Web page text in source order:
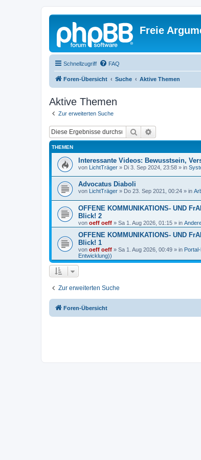
Freie
Schnellzugriff FAQ
Foren-Übersicht Suche Aktive Themen
Aktive Themen
Zur erweiterten Suche
Suche
THEMEN
Interessante Videos: Bewusstsein,
von LichtTräger » Di 3. Sep 2024, 23:58 » in
Advocatus Diaboli
von LichtTräger » Do 23. Sep 2021, 00:24 » in
OFFENE KOMMUNIKATIONS- UND
Blick! 2
von oeff oeff » Sa 1. Aug 2026, 01:15 » in
OFFENE KOMMUNIKATIONS- UND
Blick! 1
von oeff oeff » Sa 1. Aug 2026, 00:49 » in
Entwicklung))
Zur erweiterten Suche
Foren-Übersicht